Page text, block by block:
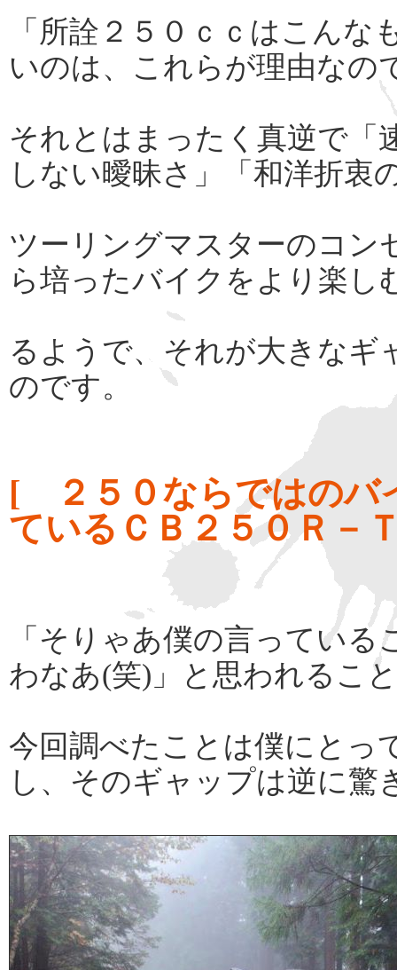
「所詮２５０ｃｃはこん
いのは、これらが理由なの
それとはまったく真逆で「
しない曖昧さ」「和洋折衷
ツーリングマスターのコン
ら培ったバイクをより楽
るようで、それが大きなギ
のです。
[ ２５０ならではのバ
ているＣＢ２５０Ｒ－
「そりゃあ僕の言ってい
わなあ(笑)」と思われるこ
今回調べたことは僕にとっ
し、そのギャップは逆に驚